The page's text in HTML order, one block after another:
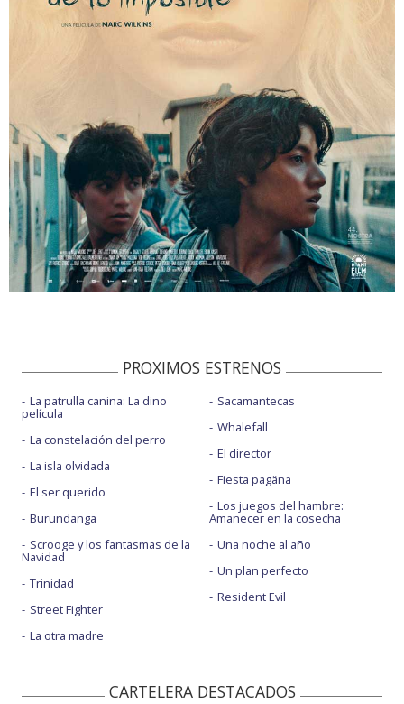
PROXIMOS ESTRENOS
La patrulla canina: La dino
película
La constelación del perro
La isla olvidada
El ser querido
Burundanga
Scrooge y los fantasmas de la
Navidad
Trinidad
Street Fighter
La otra madre
Sacamantecas
Whalefall
El director
Fiesta pagäna
Los juegos del hambre:
Amanecer en la cosecha
Una noche al año
Un plan perfecto
Resident Evil
CARTELERA DESTACADOS